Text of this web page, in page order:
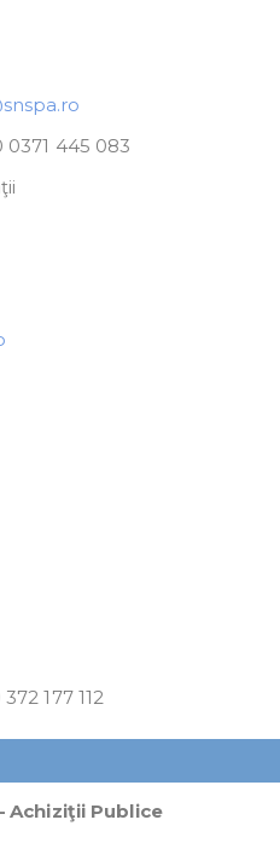
0371 445 083
177 112
Achiziţii Publice